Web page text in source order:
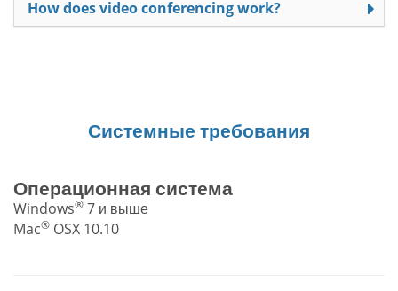
How does video conferencing work?
Системные требования
Операционная система
Windows® 7 и выше
Mac® OSX 10.10